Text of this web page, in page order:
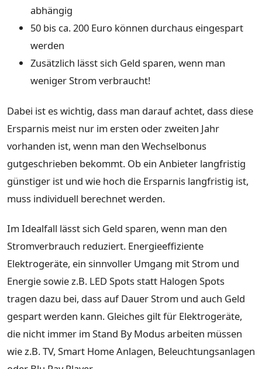
abhängig
50 bis ca. 200 Euro können durchaus eingespart
werden
Zusätzlich lässt sich Geld sparen, wenn man
weniger Strom verbraucht!
Dabei ist es wichtig, dass man darauf achtet, dass diese
Ersparnis meist nur im ersten oder zweiten Jahr
vorhanden ist, wenn man den Wechselbonus
gutgeschrieben bekommt. Ob ein Anbieter langfristig
günstiger ist und wie hoch die Ersparnis langfristig ist,
muss individuell berechnet werden.
Im Idealfall lässt sich Geld sparen, wenn man den
Stromverbrauch reduziert. Energieeffiziente
Elektrogeräte, ein sinnvoller Umgang mit Strom und
Energie sowie z.B. LED Spots statt Halogen Spots
tragen dazu bei, dass auf Dauer Strom und auch Geld
gespart werden kann. Gleiches gilt für Elektrogeräte,
die nicht immer im Stand By Modus arbeiten müssen
wie z.B. TV, Smart Home Anlagen, Beleuchtungsanlagen